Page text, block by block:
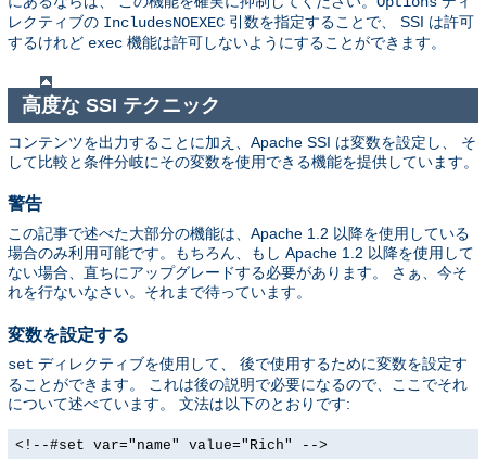
レクティブの IncludesNOEXEC 引数を指定することで、 SSI は許可
するけれど exec 機能は許可しないようにすることができます。
高度な SSI テクニック
コンテンツを出力することに加え、Apache SSI は変数を設定し、 そ
して比較と条件分岐にその変数を使用できる機能を提供しています。
警告
この記事で述べた大部分の機能は、Apache 1.2 以降を使用している
場合のみ利用可能です。もちろん、もし Apache 1.2 以降を使用して
ない場合、直ちにアップグレードする必要があります。 さぁ、今そ
れを行ないなさい。それまで待っています。
変数を設定する
set ディレクティブを使用して、 後で使用するために変数を設定す
ることができます。 これは後の説明で必要になるので、ここでそれ
について述べています。 文法は以下のとおりです:
<!--#set var="name" value="Rich" -->